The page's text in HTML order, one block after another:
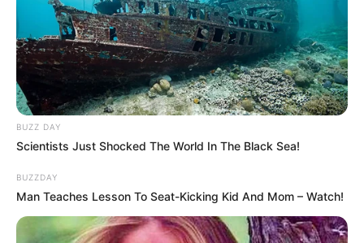
Arthritis! Try It!
BUZZ DAY
Scientists Just Shocked The World In The Black Sea!
BUZZDAY
Man Teaches Lesson To Seat-Kicking Kid And Mom – Watch!